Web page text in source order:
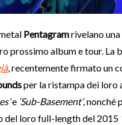
Pentagramrivelano una
prossimo album e tour. La
, recentemente firmato un
per la ristampa dei loro
e ‘Sub-Basement’, nonché
del loro full-length del 2015